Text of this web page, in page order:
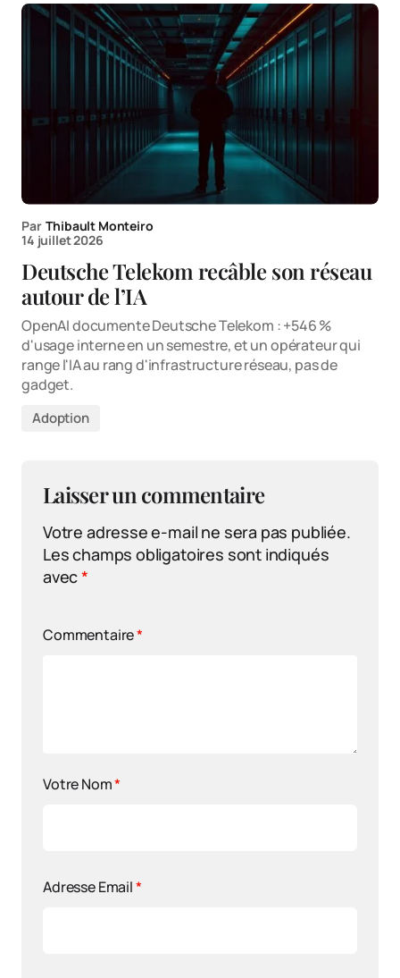
Par Thibault Monteiro
14 juillet 2026
Deutsche Telekom recâble son réseau
autour de l’IA
OpenAI documente Deutsche Telekom : +546 %
d'usage interne en un semestre, et un opérateur qui
range l'IA au rang d'infrastructure réseau, pas de
gadget.
Adoption
Laisser un commentaire
Votre adresse e-mail ne sera pas publiée.
Les champs obligatoires sont indiqués
avec*
Commentaire*
Votre Nom*
Adresse Email*